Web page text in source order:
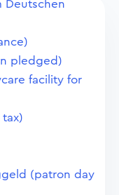
Deutschen
pledged)
facility for
(patron day